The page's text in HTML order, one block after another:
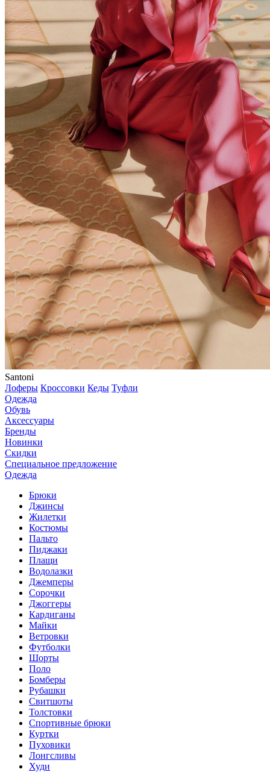
Santoni
Лоферы Кроссовки Кеды Туфли
Одежда
Обувь
Аксессуары
Бренды
Новинки
Скидки
Специальное предложение
Одежда
Брюки
Джинсы
Жилетки
Костюмы
Пальто
Пиджаки
Плащи
Водолазки
Джемперы
Сорочки
Джоггеры
Кардиганы
Майки
Ветровки
Футболки
Шорты
Поло
Бомберы
Рубашки
Свитшоты
Толстовки
Спортивные брюки
Куртки
Пуховики
Лонгсливы
Худи